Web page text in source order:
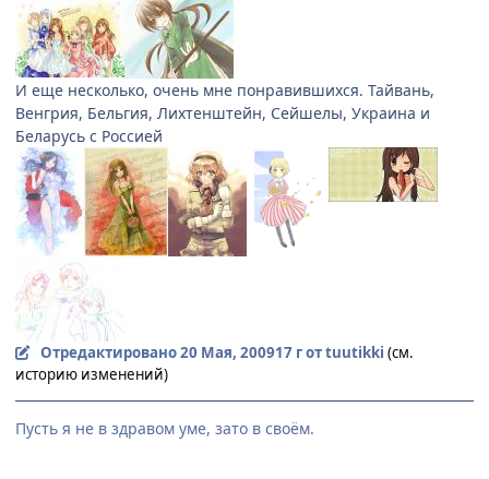
И еще несколько, очень мне понравившихся. Тайвань,
Венгрия, Бельгия, Лихтенштейн, Сейшелы, Украина и
Беларусь с Россией
Отредактировано20 Мая, 200917 гот tuutikki (см.
историю изменений)
Пусть я не в здравом уме, зато в своём.